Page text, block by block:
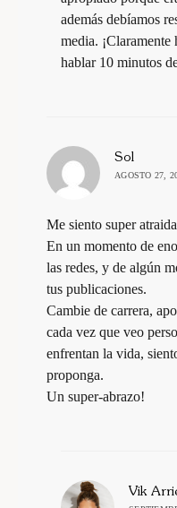
además debíamos
media.
hablar 10 minutos
Sol
AGOSTO 27,
Me siento super
En un momento de
las redes, y de algún
tus publicaciones.
Cambie de carrera,
cada vez que veo
enfrentan la vida,
proponga.
Un super-abrazo!
Vik